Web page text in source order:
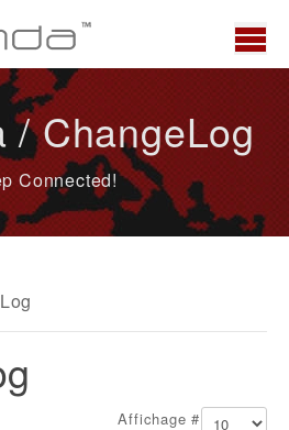
/ ChangeLog
Connected!
Affichage #